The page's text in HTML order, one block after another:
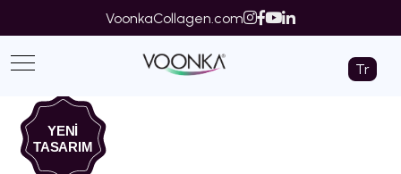
VoonkaCollagen.com
Tr
YENİ
TASARIM